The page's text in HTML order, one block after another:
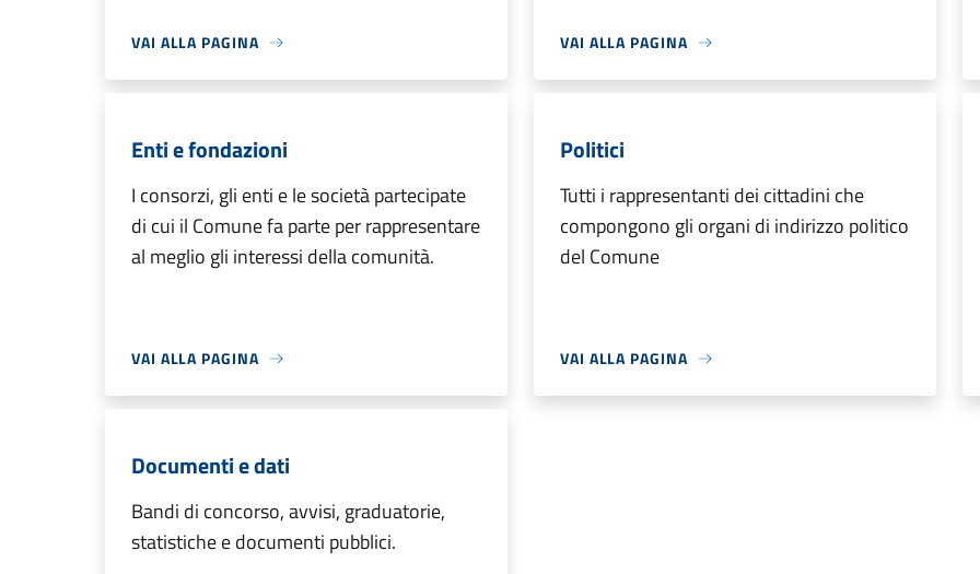
VAI ALLA PAGINA VAI ALLA PAGINA
Enti e fondazioni
I consorzi, gli enti e le società partecipate
di cui il Comune fa parte per rappresentare
al meglio gli interessi della comunità.
VAI ALLA PAGINA
Politici
Tutti i rappresentanti dei cittadini che
compongono gli organi di indirizzo politico
del Comune
VAI ALLA PAGINA
Documenti e dati
Bandi di concorso, avvisi, graduatorie,
statistiche e documenti pubblici.